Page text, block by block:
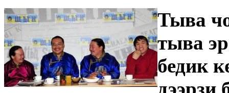
Тыва
тыва
бедик
дээрзи